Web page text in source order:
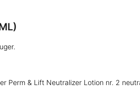
Perm & Lift Neutralizer Lotion nr. 2